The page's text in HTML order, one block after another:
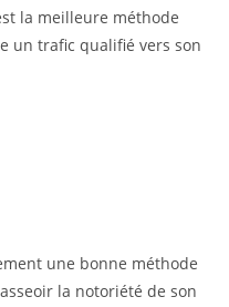
la meilleure méthode
un trafic qualifié vers son
une bonne méthode
la notoriété de son